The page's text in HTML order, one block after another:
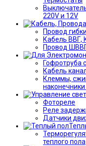
220V и 12V
Провод
Кабель ВВГ,
Провод
Гофротруба
Кабель
Клеммы,
наконечники
Фотореле
Реле
Датчики
теплого пола